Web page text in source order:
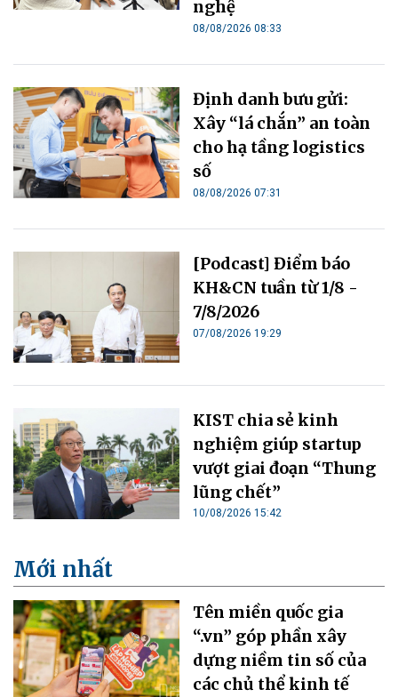
nghệ
08/08/2026 08:33
Định danh bưu gửi:
Xây “lá chắn” an toàn
cho hạ tầng logistics
số
08/08/2026 07:31
[Podcast] Điểm báo
KH&CN tuần từ 1/8 -
7/8/2026
07/08/2026 19:29
KIST chia sẻ kinh
nghiệm giúp startup
vượt giai đoạn “Thung
lũng chết”
10/08/2026 15:42
Mới nhất
Tên miền quốc gia
“.vn” góp phần xây
dựng niềm tin số của
các chủ thể kinh tế